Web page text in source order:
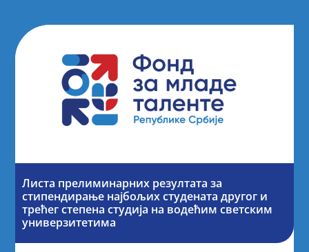
Листа прелиминарних резултата за
стипендирање најбољих студената другог и
трећег степена студија на водећим светским
универзитетима